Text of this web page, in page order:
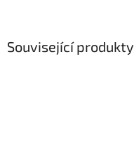
Související produkty